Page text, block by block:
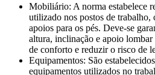
Mobiliário: A norma estabelece
utilizado nos postos de trabalho,
apoios para os pés. Deve-se
altura, inclinação e apoio
de conforto e reduzir o risco de
Equipamentos: São
equipamentos utilizados no